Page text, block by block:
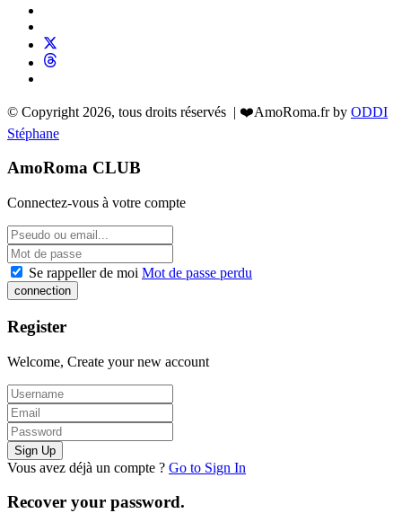
© Copyright 2026, tous droits réservés | ❤️AmoRoma.fr by ODDI
Stéphane
AmoRoma CLUB
Connectez-vous à votre compte
Se rappeller de moi Mot de passe perdu
Register
Welcome, Create your new account
Vous avez déjà un compte ? Go to Sign In
Recover your password.